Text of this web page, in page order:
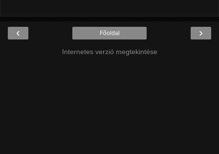
‹ ›
Főoldal
Internetes verzió megtekintése